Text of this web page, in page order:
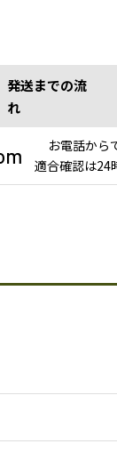
発送までの流
れ
お電話から
適合確認は24